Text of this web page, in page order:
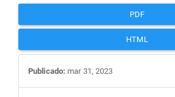
PDF
HTML
Publicado: mar 31, 2023